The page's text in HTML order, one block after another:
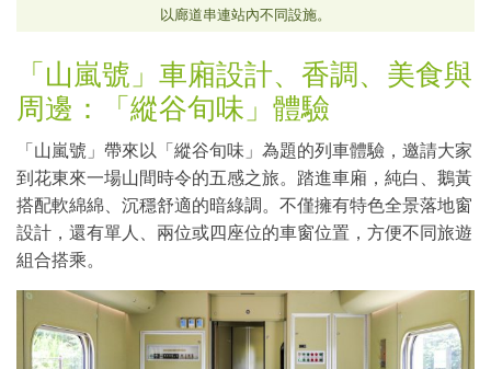
以廊道串連站內不同設施。
「山嵐號」車廂設計、香調、美食與
周邊：「縱谷旬味」體驗
「山嵐號」帶來以「縱谷旬味」為題的列車體驗，邀請大家
到花東來一場山間時令的五感之旅。踏進車廂，純白、鵝黃
搭配軟綿綿、沉穩舒適的暗綠調。不僅擁有特色全景落地窗
設計，還有單人、兩位或四座位的車窗位置，方便不同旅遊
組合搭乘。